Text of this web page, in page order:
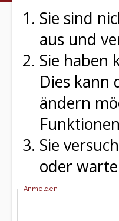
Sie sind
aus und
Sie haben
Dies kann
ändern
Sie
oder
Anmelden